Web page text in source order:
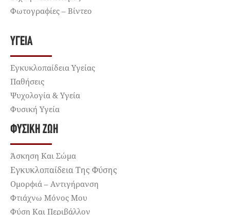
Φωτογραφίες – Βίντεο
ΥΓΕΊΑ
Εγκυκλοπαίδεια Υγείας
Παθήσεις
Ψυχολογία & Υγεία
Φυσική Υγεία
ΦΥΣΙΚΉ ΖΩΉ
Άσκηση Και Σώμα
Εγκυκλοπαίδεια Της Φύσης
Ομορφιά – Αντιγήρανση
Φτιάχνω Μόνος Μου
Φύση Και Περιβάλλον